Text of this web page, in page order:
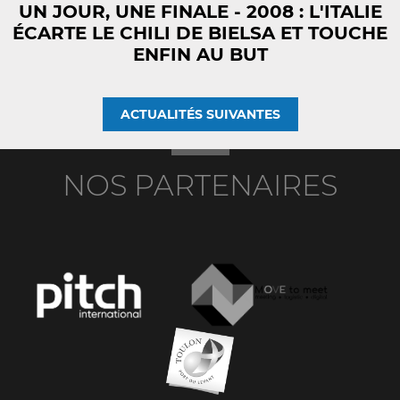
UN JOUR, UNE FINALE - 2008 : L'ITALIE
ÉCARTE LE CHILI DE BIELSA ET TOUCHE
ENFIN AU BUT
ACTUALITÉS SUIVANTES
NOS PARTENAIRES